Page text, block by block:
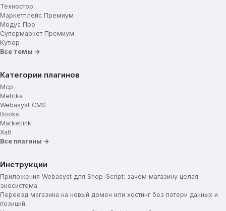
Техностор
Маркетплейс Премиум
Модус Про
Супермаркет Премиум
Кутюр
Все темы →
Категории плагинов
Mcp
Metrika
Webasyst CMS
Books
Marketlink
Хаб
Все плагины →
Инструкции
Приложения Webasyst для Shop-Script: зачем магазину целая
экосистема
Переезд магазина на новый домен или хостинг без потери данных и
позиций